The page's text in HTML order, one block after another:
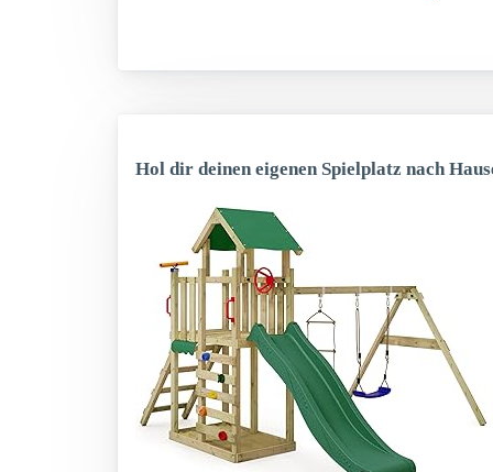
Hol dir deinen eigenen Spielplatz nach